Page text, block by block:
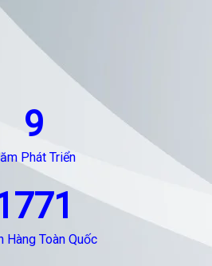
9
Phát Triển
Hàng Toàn Quốc